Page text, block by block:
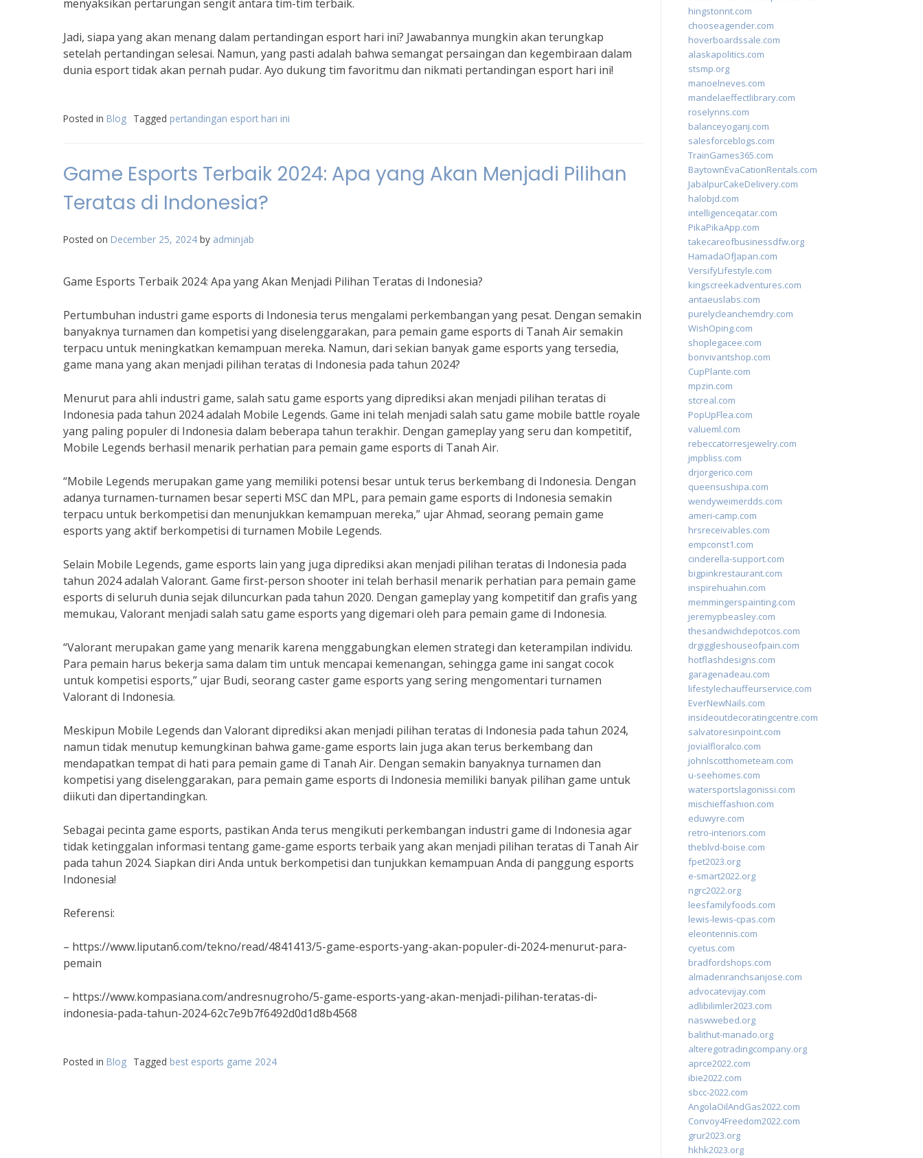
menyaksikan pertarungan sengit antara tim-tim terbaik.
Jadi, siapa yang akan menang dalam pertandingan esport hari ini? Jawabannya mungkin akan terungkap
setelah pertandingan selesai. Namun, yang pasti adalah bahwa semangat persaingan dan kegembiraan dalam
dunia esport tidak akan pernah pudar. Ayo dukung tim favoritmu dan nikmati pertandingan esport hari ini!
Posted in Blog Tagged pertandingan esport hari ini
Game Esports Terbaik 2024: Apa yang Akan Menjadi Pilihan
Teratas di Indonesia?
Posted on December 25, 2024 by adminjab
Game Esports Terbaik 2024: Apa yang Akan Menjadi Pilihan Teratas di Indonesia?
Pertumbuhan industri game esports di Indonesia terus mengalami perkembangan yang pesat. Dengan semakin
banyaknya turnamen dan kompetisi yang diselenggarakan, para pemain game esports di Tanah Air semakin
terpacu untuk meningkatkan kemampuan mereka. Namun, dari sekian banyak game esports yang tersedia,
game mana yang akan menjadi pilihan teratas di Indonesia pada tahun 2024?
Menurut para ahli industri game, salah satu game esports yang diprediksi akan menjadi pilihan teratas di
Indonesia pada tahun 2024 adalah Mobile Legends. Game ini telah menjadi salah satu game mobile battle royale
yang paling populer di Indonesia dalam beberapa tahun terakhir. Dengan gameplay yang seru dan kompetitif,
Mobile Legends berhasil menarik perhatian para pemain game esports di Tanah Air.
“Mobile Legends merupakan game yang memiliki potensi besar untuk terus berkembang di Indonesia. Dengan
adanya turnamen-turnamen besar seperti MSC dan MPL, para pemain game esports di Indonesia semakin
terpacu untuk berkompetisi dan menunjukkan kemampuan mereka,” ujar Ahmad, seorang pemain game
esports yang aktif berkompetisi di turnamen Mobile Legends.
Selain Mobile Legends, game esports lain yang juga diprediksi akan menjadi pilihan teratas di Indonesia pada
tahun 2024 adalah Valorant. Game first-person shooter ini telah berhasil menarik perhatian para pemain game
esports di seluruh dunia sejak diluncurkan pada tahun 2020. Dengan gameplay yang kompetitif dan grafis yang
memukau, Valorant menjadi salah satu game esports yang digemari oleh para pemain game di Indonesia.
“Valorant merupakan game yang menarik karena menggabungkan elemen strategi dan keterampilan individu.
Para pemain harus bekerja sama dalam tim untuk mencapai kemenangan, sehingga game ini sangat cocok
untuk kompetisi esports,” ujar Budi, seorang caster game esports yang sering mengomentari turnamen
Valorant di Indonesia.
Meskipun Mobile Legends dan Valorant diprediksi akan menjadi pilihan teratas di Indonesia pada tahun 2024,
namun tidak menutup kemungkinan bahwa game-game esports lain juga akan terus berkembang dan
mendapatkan tempat di hati para pemain game di Tanah Air. Dengan semakin banyaknya turnamen dan
kompetisi yang diselenggarakan, para pemain game esports di Indonesia memiliki banyak pilihan game untuk
diikuti dan dipertandingkan.
Sebagai pecinta game esports, pastikan Anda terus mengikuti perkembangan industri game di Indonesia agar
tidak ketinggalan informasi tentang game-game esports terbaik yang akan menjadi pilihan teratas di Tanah Air
pada tahun 2024. Siapkan diri Anda untuk berkompetisi dan tunjukkan kemampuan Anda di panggung esports
Indonesia!
Referensi:
– https://www.liputan6.com/tekno/read/4841413/5-game-esports-yang-akan-populer-di-2024-menurut-para-
pemain
– https://www.kompasiana.com/andresnugroho/5-game-esports-yang-akan-menjadi-pilihan-teratas-di-
indonesia-pada-tahun-2024-62c7e9b7f6492d0d1d8b4568
Posted in Blog Tagged best esports game 2024
hingstonnt.com
chooseagender.com
hoverboardssale.com
alaskapolitics.com
stsmp.org
manoelneves.com
mandelaeffectlibrary.com
roselynns.com
balanceyoganj.com
salesforceblogs.com
TrainGames365.com
BaytownEvaCationRentals.com
JabalpurCakeDelivery.com
halobjd.com
intelligenceqatar.com
PikaPikaApp.com
takecareofbusinessdfw.org
HamadaOfJapan.com
VersifyLifestyle.com
kingscreekadventures.com
antaeuslabs.com
purelycleanchemdry.com
WishOping.com
shoplegacee.com
bonvivantshop.com
CupPlante.com
mpzin.com
stcreal.com
PopUpFlea.com
valueml.com
rebeccatorresjewelry.com
jmpbliss.com
drjorgerico.com
queensushipa.com
wendyweimerdds.com
ameri-camp.com
hrsreceivables.com
empconst1.com
cinderella-support.com
bigpinkrestaurant.com
inspirehuahin.com
memmingerspainting.com
jeremypbeasley.com
thesandwichdepotcos.com
drgiggleshouseofpain.com
hotflashdesigns.com
garagenadeau.com
lifestylechauffeurservice.com
EverNewNails.com
insideoutdecoratingcentre.com
salvatoresinpoint.com
jovialfloralco.com
johnlscotthometeam.com
u-seehomes.com
watersportslagonissi.com
mischieffashion.com
eduwyre.com
retro-interiors.com
theblvd-boise.com
fpet2023.org
e-smart2022.org
ngrc2022.org
leesfamilyfoods.com
lewis-lewis-cpas.com
eleontennis.com
cyetus.com
bradfordshops.com
almadenranchsanjose.com
advocatevijay.com
adlibilimler2023.com
naswwebed.org
balithut-manado.org
alteregotradingcompany.org
aprce2022.com
ibie2022.com
sbcc-2022.com
AngolaOilAndGas2022.com
Convoy4Freedom2022.com
grur2023.org
hkhk2023.org